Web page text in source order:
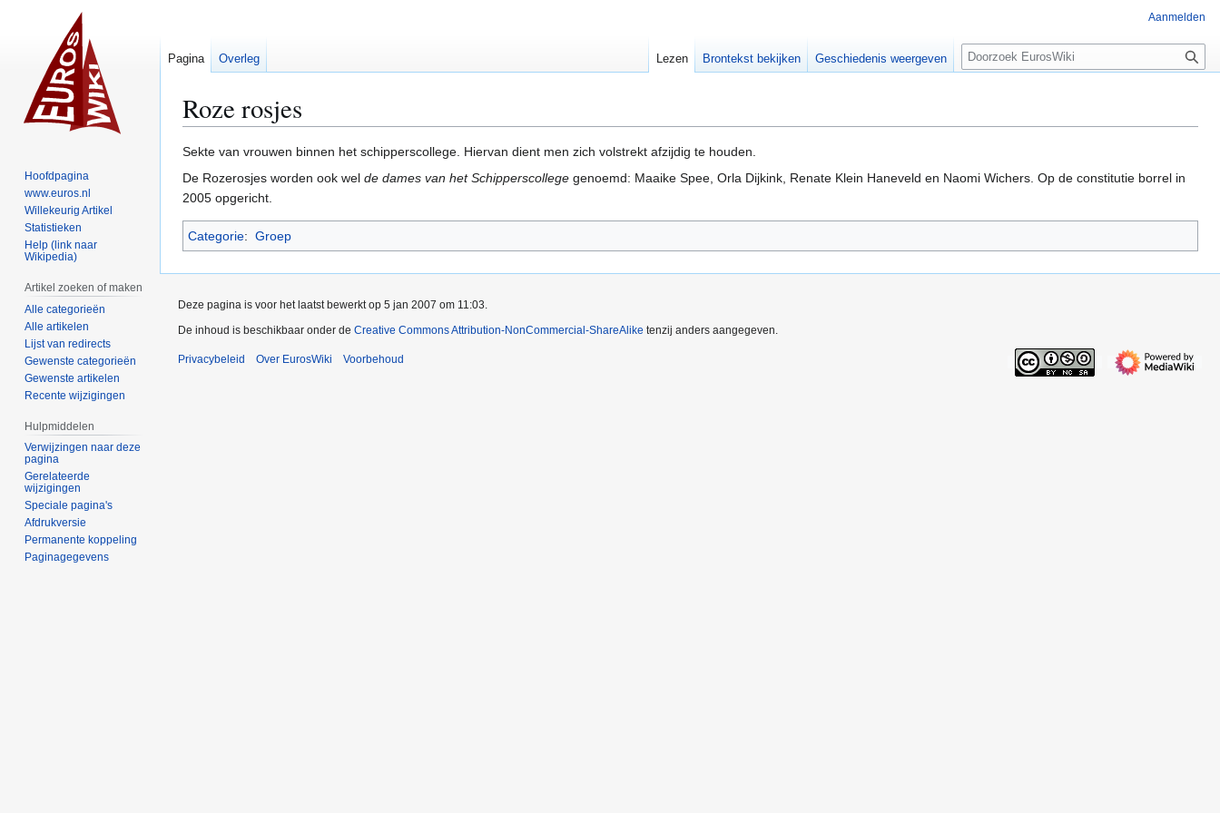
Roze rosjes
Naar
navigatie
springen
Naar
zoeken
springen
Sekte van vrouwen binnen het schipperscollege. Hiervan dient men zich volstrekt afzijdig te houden.
De Rozerosjes worden ook wel de dames van het Schipperscollege genoemd: Maaike Spee, Orla Dijkink, Renate Klein Haneveld en Naomi Wichers. Op de constitutie borrel in
2005 opgericht.
Categorie: Groep
Aanmelden
Pagina Overleg Lezen Brontekst bekijken Geschiedenis weergeven
Z
o
e
Hoofdpagina
www.euros.nl
Willekeurig Artikel
Statistieken
Help (link naar
Wikipedia)
Artikel zoeken of maken
Alle categorieën
Alle artikelen
Lijst van redirects
Gewenste categorieën
Gewenste artikelen
Recente wijzigingen
Hulpmiddelen
Verwijzingen naar deze
pagina
Gerelateerde
wijzigingen
Speciale pagina's
Afdrukversie
Permanente koppeling
Paginagegevens
Deze pagina is voor het laatst bewerkt op 5 jan 2007 om 11:03.
De inhoud is beschikbaar onder de Creative Commons Attribution-NonCommercial-ShareAlike tenzij anders aangegeven.
Privacybeleid Over EurosWiki Voorbehoud